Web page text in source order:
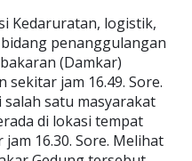
Kedaruratan, logistik,
penanggulangan
(Damkar)
jam 16.49. Sore.
satu masyarakat
di lokasi tempat
16.30. Sore. Melihat